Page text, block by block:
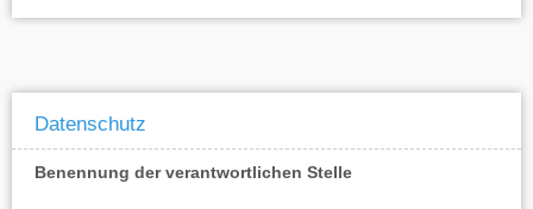
Datenschutz
Benennung der verantwortlichen Stelle